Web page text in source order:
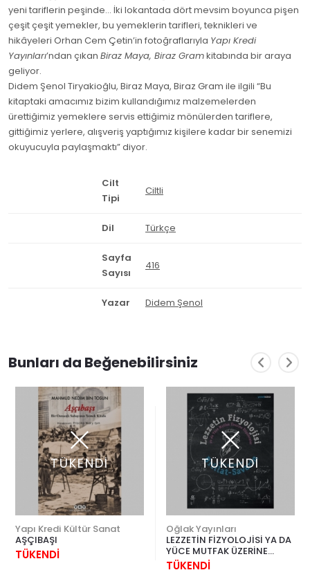
yeni tariflerin peşinde... İki lokantada dört mevsim boyunca pişen
çeşit çeşit yemekler, bu yemeklerin tarifleri, teknikleri ve
hikâyeleri Orhan Cem Çetin’in fotoğraflarıyla Yapı Kredi
Yayınları’ndan çıkan Biraz Maya, Biraz Gram kitabında bir araya
geliyor.
Didem Şenol Tiryakioğlu, Biraz Maya, Biraz Gram ile ilgili “Bu
kitaptaki amacımız bizim kullandığımız malzemelerden
ürettiğimiz yemeklere servis ettiğimiz mönülerden tariflere,
gittiğimiz yerlere, alışveriş yaptığımız kişilere kadar bir senemizi
okuyucuyla paylaşmaktı” diyor.
Cilt
Tipi
Ciltli
Dil Türkçe
Sayfa
Sayısı
416
Yazar Didem Şenol
Bunları da Beğenebilirsiniz
TÜKENDİ
Yapı Kredi Kültür Sanat
AŞÇIBAŞI
TÜKENDİ
TÜKENDİ
Oğlak Yayınları
LEZZETİN FİZYOLOJİSİ YA DA
YÜCE MUTFAK ÜZERİNE
DÜŞÜNCELER
TÜKENDİ